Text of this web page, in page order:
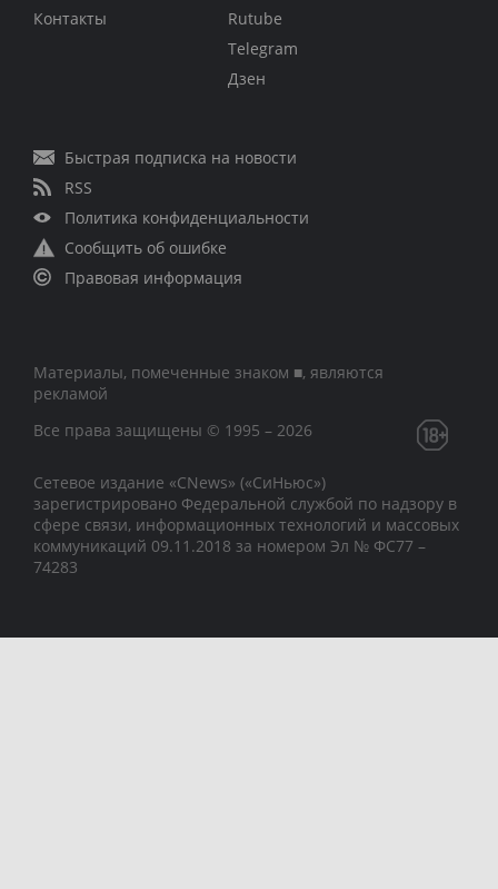
Контакты
Rutube
Telegram
Дзен
Быстрая подписка на новости
RSS
Политика конфиденциальности
Сообщить об ошибке
Правовая информация
Материалы, помеченные знаком ■, являются
рекламой
Все права защищены © 1995 – 2026
Сетевое издание «CNews» («СиНьюс»)
зарегистрировано Федеральной службой по надзору в
сфере связи, информационных технологий и массовых
коммуникаций 09.11.2018 за номером Эл № ФС77 –
74283